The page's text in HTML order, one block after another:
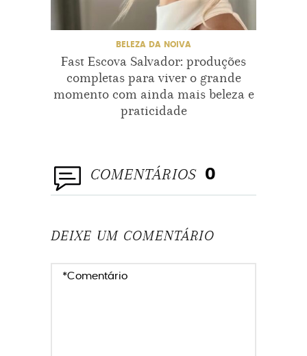
LUMINOSIDADE
MAGIA MANCHAS
MAQUIAGEM NOIVAS
BELEZA DA NOIVA
Fast Escova Salvador: produções
completas para viver o grande
momento com ainda mais beleza e
praticidade
COMENTÁRIOS 0
DEIXE UM COMENTÁRIO